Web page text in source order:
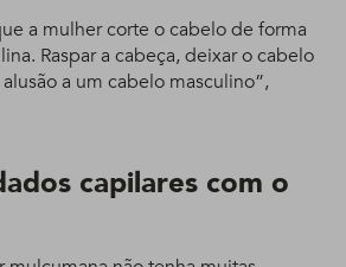
a mulher corte o cabelo de forma
Raspar a cabeça, deixar o cabelo
a um cabelo masculino”,
capilares com o